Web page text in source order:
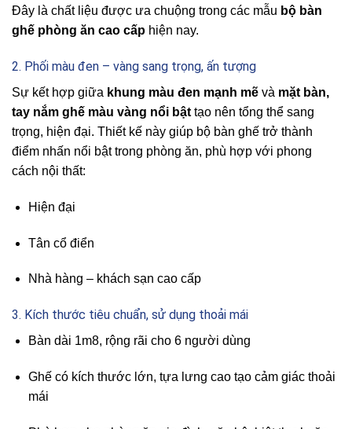
Đây là chất liệu được ưa chuộng trong các mẫu bộ bàn
ghế phòng ăn cao cấp hiện nay.
2. Phối màu đen – vàng sang trọng, ấn tượng
Sự kết hợp giữa khung màu đen mạnh mẽ và mặt bàn,
tay nắm ghế màu vàng nổi bật tạo nên tổng thể sang
trọng, hiện đại. Thiết kế này giúp bộ bàn ghế trở thành
điểm nhấn nổi bật trong phòng ăn, phù hợp với phong
cách nội thất:
Hiện đại
Tân cổ điển
Nhà hàng – khách sạn cao cấp
3. Kích thước tiêu chuẩn, sử dụng thoải mái
Bàn dài 1m8, rộng rãi cho 6 người dùng
Ghế có kích thước lớn, tựa lưng cao tạo cảm giác thoải
mái